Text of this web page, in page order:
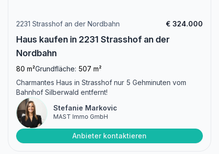
2231 Strasshof an der Nordbahn € 324.000
Haus kaufen in 2231 Strasshof an der
Nordbahn
80 m²Grundfläche: 507 m²
Charmantes Haus in Strasshof nur 5 Gehminuten vom
Bahnhof Silberwald entfernt!
Stefanie Markovic
MAST Immo GmbH
Anbieter kontaktieren